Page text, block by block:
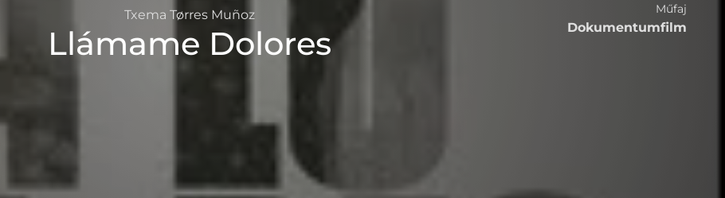
Txema Tørres Muñoz
Llámame Dolores
Műfaj
Dokumentumfilm